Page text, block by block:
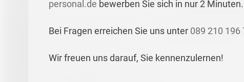
personal.de bewerben Sie sich in nur 2 Minuten.
Bei Fragen erreichen Sie uns unter 089 210 196
Wir freuen uns darauf, Sie kennenzulernen!